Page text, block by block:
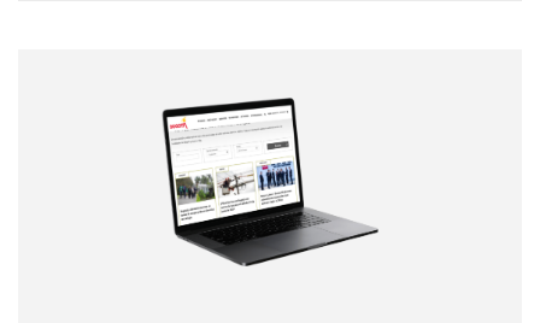
Correo electrónico
Tipo de comentario